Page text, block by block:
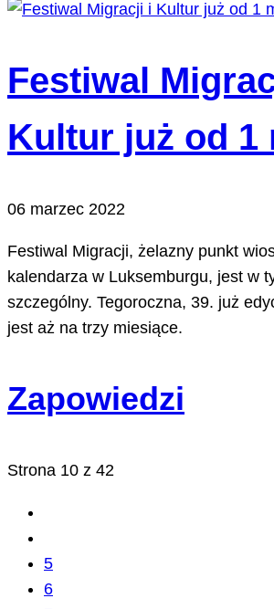
Festiwal
Kultur już od 1
06 marzec 2022
Festiwal Migracji, żelazny punkt
kalendarza w Luksemburgu, jest w
szczególny. Tegoroczna, 39. już
jest aż na trzy miesiące.
Zapowiedzi
Strona 10 z 42
5
6